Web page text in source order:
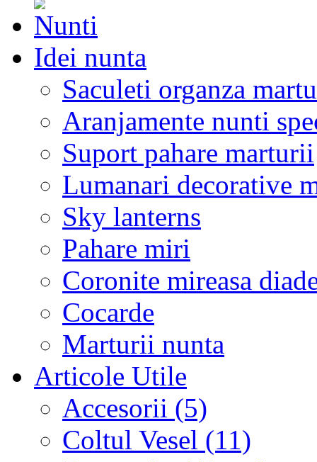
Idei nunta
Saculeti organza
Aranjamente nunti
Suport pahare marturii
Lumanari decorative
Sky lanterns
Pahare miri
Coronite mireasa
Cocarde
Marturii nunta
Articole Utile
Accesorii (5)
Coltul Vesel (11)